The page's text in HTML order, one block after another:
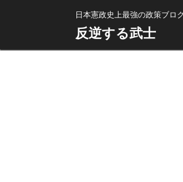
日本憲政史上最強の政策ブロ
反逆する武士